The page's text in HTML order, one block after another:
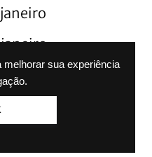
melhorar sua experiência
janeiro